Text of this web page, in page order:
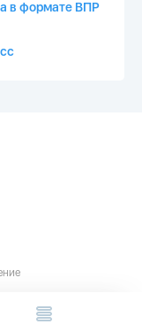
в формате ВПР